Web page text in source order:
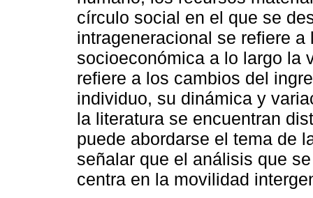
círculo social en el que se
intrageneracional se refiere
socioeconómica a lo largo la
refiere a los cambios del
individuo, su dinámica y
la literatura se encuentran
puede abordarse el tema de
señalar que el análisis que
centra en la movilidad